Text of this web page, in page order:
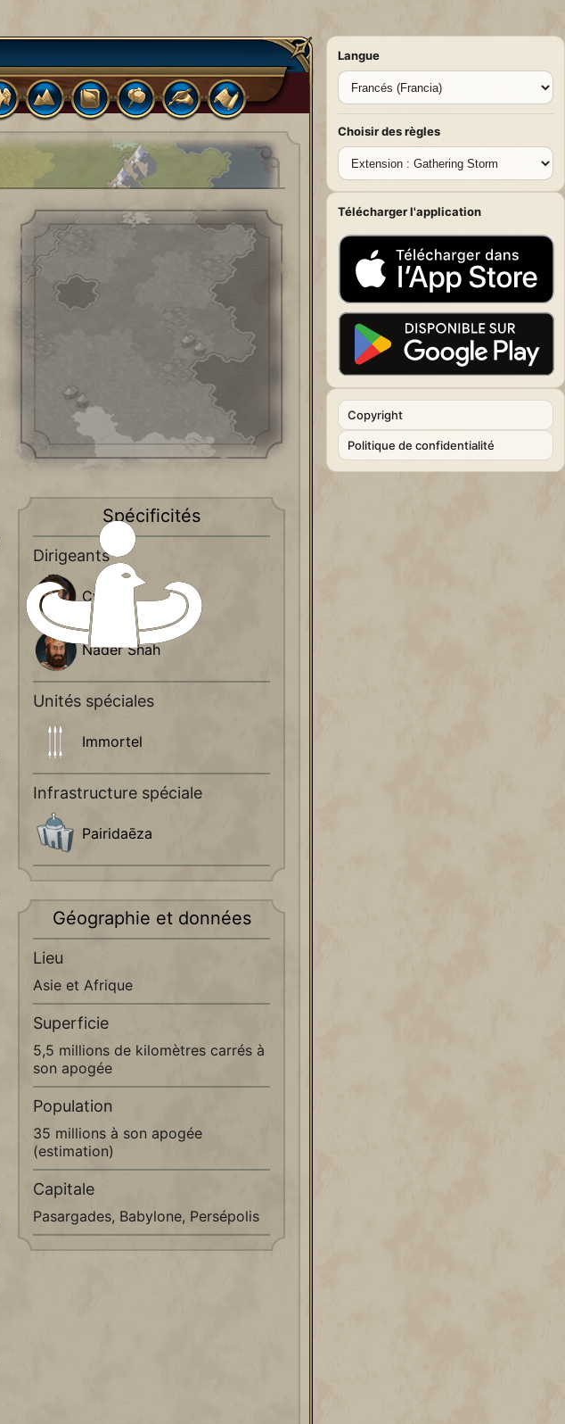
Spécificités
Dirigeants
Cyrus
Nader Shah
Unités spéciales
Immortel
Infrastructure spéciale
Pairidaēza
Géographie et données
Lieu
Asie et Afrique
Superficie
5,5 millions de kilomètres carrés à
son apogée
Population
35 millions à son apogée
(estimation)
Capitale
Pasargades, Babylone, Persépolis
Langue
Choisir des règles
Télécharger l'application
Copyright
Politique de confidentialité